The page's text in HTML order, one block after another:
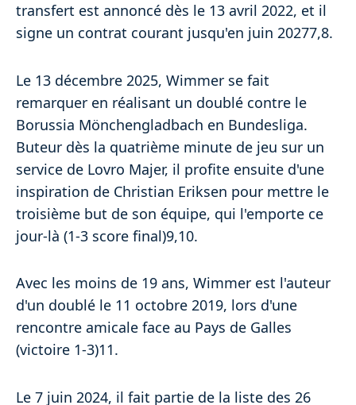
transfert est annoncé dès le 13 avril 2022, et il
signe un contrat courant jusqu'en juin 20277,8.
Le 13 décembre 2025, Wimmer se fait
remarquer en réalisant un doublé contre le
Borussia Mönchengladbach en Bundesliga.
Buteur dès la quatrième minute de jeu sur un
service de Lovro Majer, il profite ensuite d'une
inspiration de Christian Eriksen pour mettre le
troisième but de son équipe, qui l'emporte ce
jour-là (1-3 score final)9,10.
Avec les moins de 19 ans, Wimmer est l'auteur
d'un doublé le 11 octobre 2019, lors d'une
rencontre amicale face au Pays de Galles
(victoire 1-3)11.
Le 7 juin 2024, il fait partie de la liste des 26